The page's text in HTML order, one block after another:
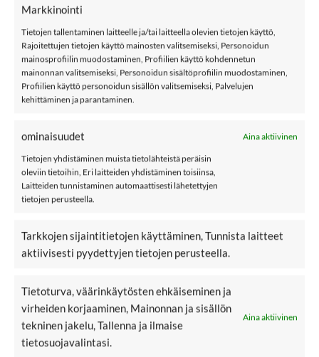
Markkinointi
Tietojen tallentaminen laitteelle ja/tai laitteella olevien tietojen käyttö,
Rajoitettujen tietojen käyttö mainosten valitsemiseksi, Personoidun
mainosprofiilin muodostaminen, Profiilien käyttö kohdennetun
mainonnan valitsemiseksi, Personoidun sisältöprofiilin muodostaminen,
Profiilien käyttö personoidun sisällön valitsemiseksi, Palvelujen
kehittäminen ja parantaminen.
ominaisuudet Aina aktiivinen
Tietojen yhdistäminen muista tietolähteistä peräisin
oleviin tietoihin, Eri laitteiden yhdistäminen toisiinsa,
Laitteiden tunnistaminen automaattisesti lähetettyjen
tietojen perusteella.
Tarkkojen sijaintitietojen käyttäminen, Tunnista laitteet
aktiivisesti pyydettyjen tietojen perusteella.
Tietoturva, väärinkäytösten ehkäiseminen ja
virheiden korjaaminen, Mainonnan ja sisällön
tekninen jakelu, Tallenna ja ilmaise
tietosuojavalintasi.
Aina aktiivinen
KUVAUS
LISÄTIEDOT
KIDS ONLY KOGKAMIL t-paita, Black
Kids Only KOGKAMIL on kaunis lyhythihainen t-paita, jossa
epäsymmetrinen vino helma. Helmassa kaunis pitsi reunassa.
Rento istuvuus.
Materiaali: 100% luomupuuvillaa
Väri: Black
Kids Only